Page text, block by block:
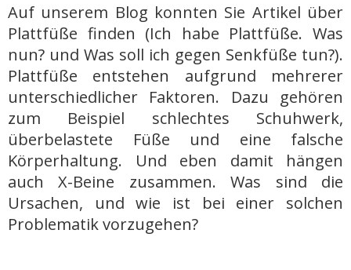
Auf unserem Blog konnten Sie Artikel über
Plattfüße finden (Ich habe Plattfüße. Was
nun? und Was soll ich gegen Senkfüße tun?).
Plattfüße entstehen aufgrund mehrerer
unterschiedlicher Faktoren. Dazu gehören
zum Beispiel schlechtes Schuhwerk,
überbelastete Füße und eine falsche
Körperhaltung. Und eben damit hängen
auch X-Beine zusammen. Was sind die
Ursachen, und wie ist bei einer solchen
Problematik vorzugehen?